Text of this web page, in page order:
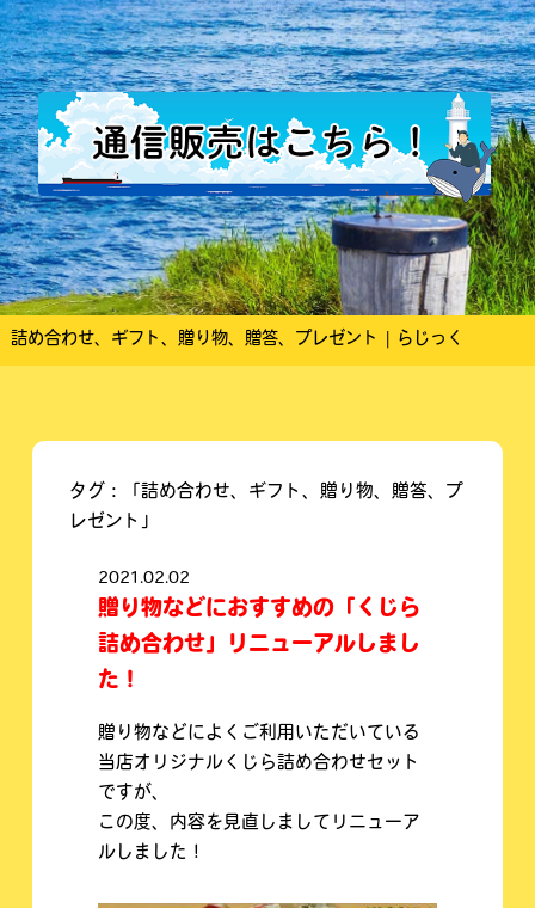
詰め合わせ、ギフト、贈り物、贈答、プレゼント | らじっく
タグ：「詰め合わせ、ギフト、贈り物、贈答、プ
レゼント」
2021.02.02
贈り物などにおすすめの「くじら
詰め合わせ」リニューアルしまし
た！
贈り物などによくご利用いただいている
当店オリジナルくじら詰め合わせセット
ですが、
この度、内容を見直しましてリニューア
ルしました！